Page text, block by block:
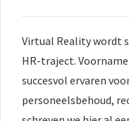
Virtual Reality wordt
HR-traject.
succesvol ervaren
personeelsbehoud,